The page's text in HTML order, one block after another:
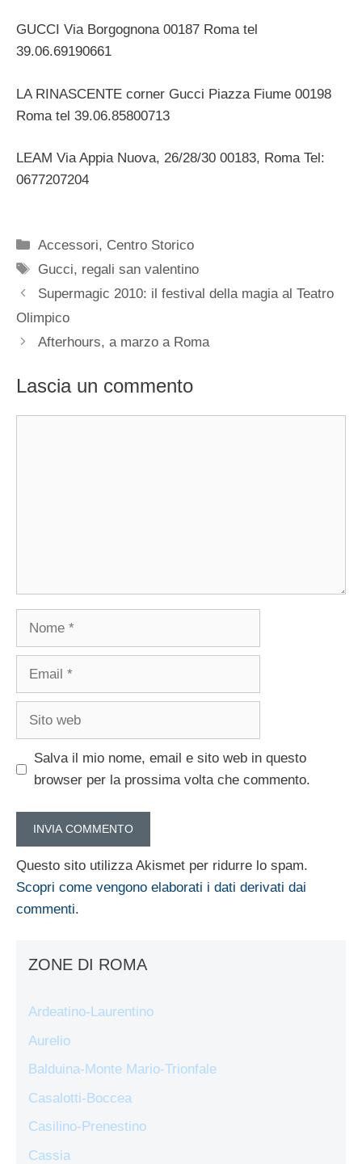
GUCCI Via Borgognona 00187 Roma tel
39.06.69190661
LA RINASCENTE corner Gucci Piazza Fiume 00198
Roma tel 39.06.85800713
LEAM Via Appia Nuova, 26/28/30 00183, Roma Tel:
0677207204
Categorie
Accessori, Centro Storico
Tag
Gucci, regali san valentino
Supermagic 2010: il festival della magia al Teatro
Olimpico
Afterhours, a marzo a Roma
Lascia un commento
Nome
Email
Sito
Salva il mio nome, email e sito web in questo
browser per la prossima volta che commento.
Questo sito utilizza Akismet per ridurre lo spam.
Scopri come vengono elaborati i dati derivati dai
commenti.
ZONE DI ROMA
Ardeatino-Laurentino
Aurelio
Balduina-Monte Mario-Trionfale
Casalotti-Boccea
Casilino-Prenestino
Cassia